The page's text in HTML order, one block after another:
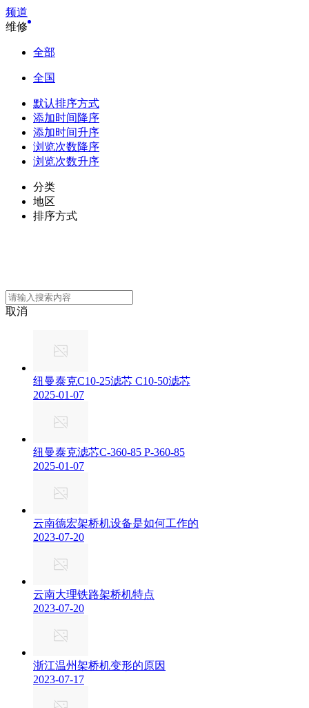
频道
维修
全部
全国
默认排序方式
添加时间降序
添加时间升序
浏览次数降序
浏览次数升序
分类
地区
排序方式
取消
纽曼泰克C10-25滤芯 C10-50滤芯
2025-01-07
纽曼泰克滤芯C-360-85 P-360-85
2025-01-07
云南德宏架桥机设备是如何工作的
2023-07-20
云南大理铁路架桥机特点
2023-07-20
浙江温州架桥机变形的原因
2023-07-17